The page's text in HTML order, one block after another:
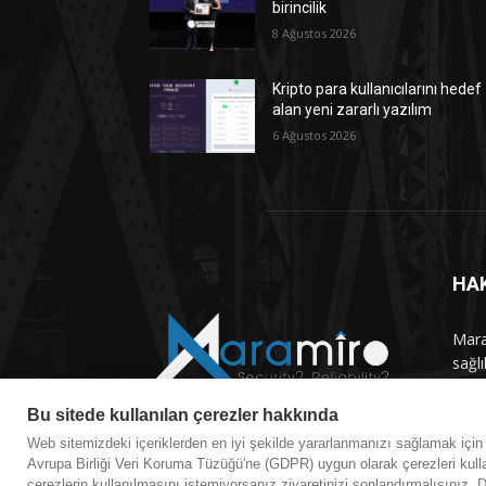
birincilik
8 Ağustos 2026
Kripto para kullanıcılarını hedef
alan yeni zararlı yazılım
6 Ağustos 2026
Bu sitede kullanılan çerezler hakkında
Web sitemizdeki içeriklerden en iyi şekilde yararlanmanızı sağlamak
Avrupa Birliği Veri Koruma Tüzüğü'ne (GDPR) uygun olarak çerezleri